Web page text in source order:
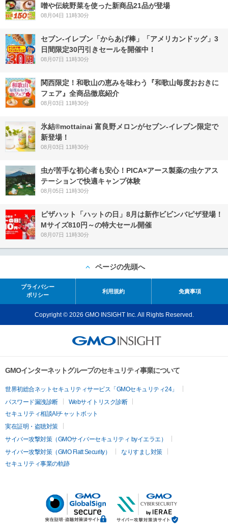
噌や伝統野菜を使った新商品21品が登場
08月04日 11時30分
セブン‐イレブン「からあげ棒」「アメリカンドッグ」3
日間限定30円引きセールを開催中！
08月07日 11時30分
関西限定！和歌山の恵みを味わう『和歌山毎度おおきに
フェア』全商品徹底紹介
08月03日 11時30分
氷結®mottainai 富良野メロンがセブン‐イレブン限定で
新登場！
08月03日 11時30分
虫が苦手な初心者も安心！PICA×アース製薬の虫ケアス
テーションで快適キャンプ体験
08月05日 11時30分
ピザハット「ハットの日」8月は新作ビビンバピザ登場！
Mサイズ810円～の特大セール開催
08月07日 11時30分
ページの先頭へ
プライバシー
ポリシー
利用規約 免責事項
Copyright © 2026 GMO INSIGHT Inc. All Rights Reserved.
GMOインターネットグループのセキュリティ事業について
世界初総合ネットセキュリティサービス「GMOセキュリティ24」
パスワード漏洩診断
Webサイトリスク診断
セキュリティ相談AIチャットボット
実在証明・盗聴対策
サイバー攻撃対策（GMOサイバーセキュリティ byイエラエ）
サイバー攻撃対策（GMO Flatt Security）
なりすまし対策
セキュリティ事業の軌跡